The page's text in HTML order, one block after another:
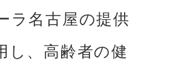
ラ名古屋の提供
し、⾼齢者の健